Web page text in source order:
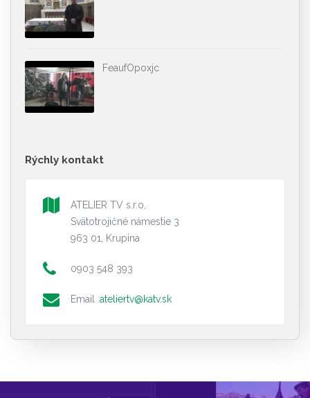
FeaufOpoxjc
Rýchly kontakt
ATELIER TV s.r.o,
Svätotrojičné námestie 3
963 01, Krupina
0903 548 393
Email :ateliertv@katv.sk